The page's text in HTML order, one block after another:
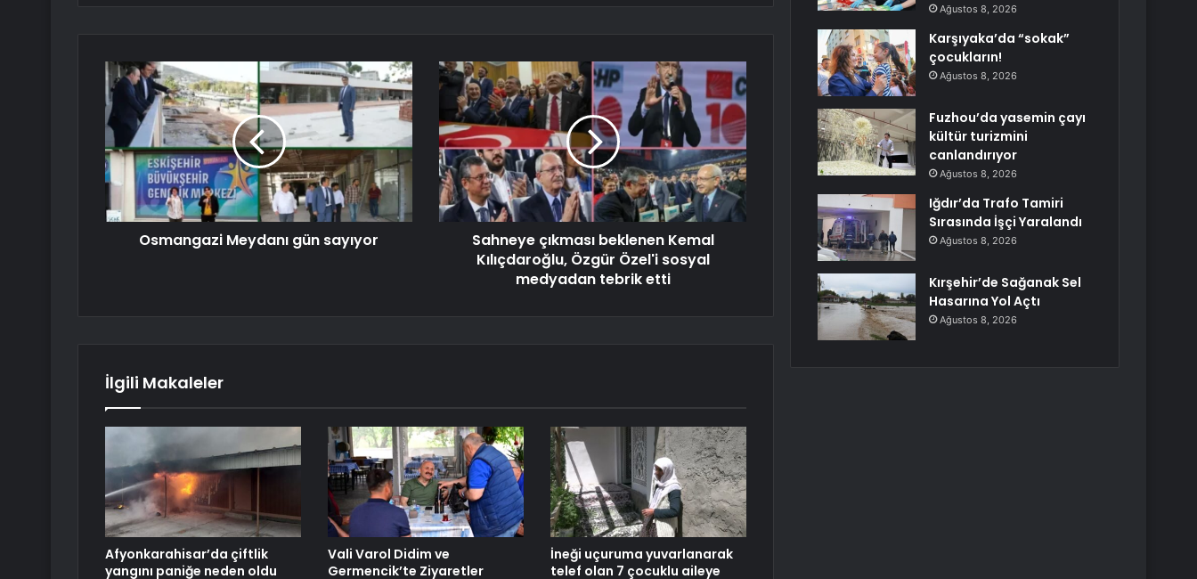
Osmangazi Meydanı gün sayıyor
Sahneye çıkması beklenen Kemal
Kılıçdaroğlu, Özgür Özel'i sosyal
medyadan tebrik etti
İlgili Makaleler
Afyonkarahisar’da çiftlik
yangını paniğe neden oldu
Vali Varol Didim ve
Germencik’te Ziyaretler
İneği uçuruma yuvarlanarak
telef olan 7 çocuklu aileye
Ağustos 8, 2026
Karşıyaka’da “sokak”
çocukların!
Ağustos 8, 2026
Fuzhou’da yasemin çayı
kültür turizmini
canlandırıyor
Ağustos 8, 2026
Iğdır’da Trafo Tamiri
Sırasında İşçi Yaralandı
Ağustos 8, 2026
Kırşehir’de Sağanak Sel
Hasarına Yol Açtı
Ağustos 8, 2026